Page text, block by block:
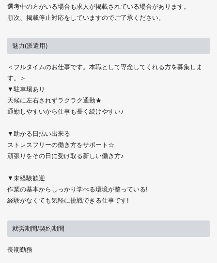
選考中の方がいる場合も求人が掲載されている場合があります。
順次、掲載停止対応をしていますのでご了承ください。
魅力(派遣用)
＜フルタイムのお仕事です。本職として専念してくれる方を募集しま
す。＞
▼駐車場あり
天候に左右されずラクラク通勤★
通勤しやすいから仕事も長く続けやすい♪
▼助かる日払い出来る
ストレスフリーの働き方をサポート☆
頑張りをその日に受け取る新しい働き方♪
▼未経験歓迎
作業の基本からしっかり学べる環境が整っている!
経験がなくても気軽に挑戦できる仕事です!
就労期間/契約期間
長期勤務